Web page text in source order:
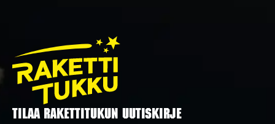
TILAA RAKETTITUKUN UUTISKIRJE